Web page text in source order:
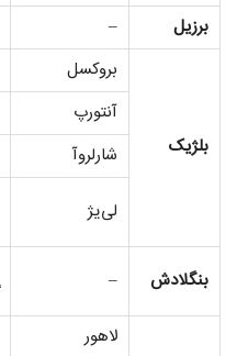
برزیل
–
بلژیک
بروکسل
آنتورپ
شارلروآ
لی‌یژ
بنگلادش –
لاهور